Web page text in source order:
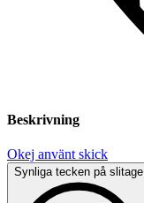
Beskrivning
Okej använt skick
Synliga tecken på slitage